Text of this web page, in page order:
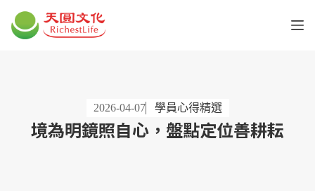
2026-04-07 學員心得精選
境為明鏡照自心，盤點定位善耕耘